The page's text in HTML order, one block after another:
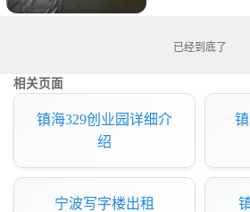
已经到底了
相关页面
镇海329创业园详细介
绍
宁波写字楼出租